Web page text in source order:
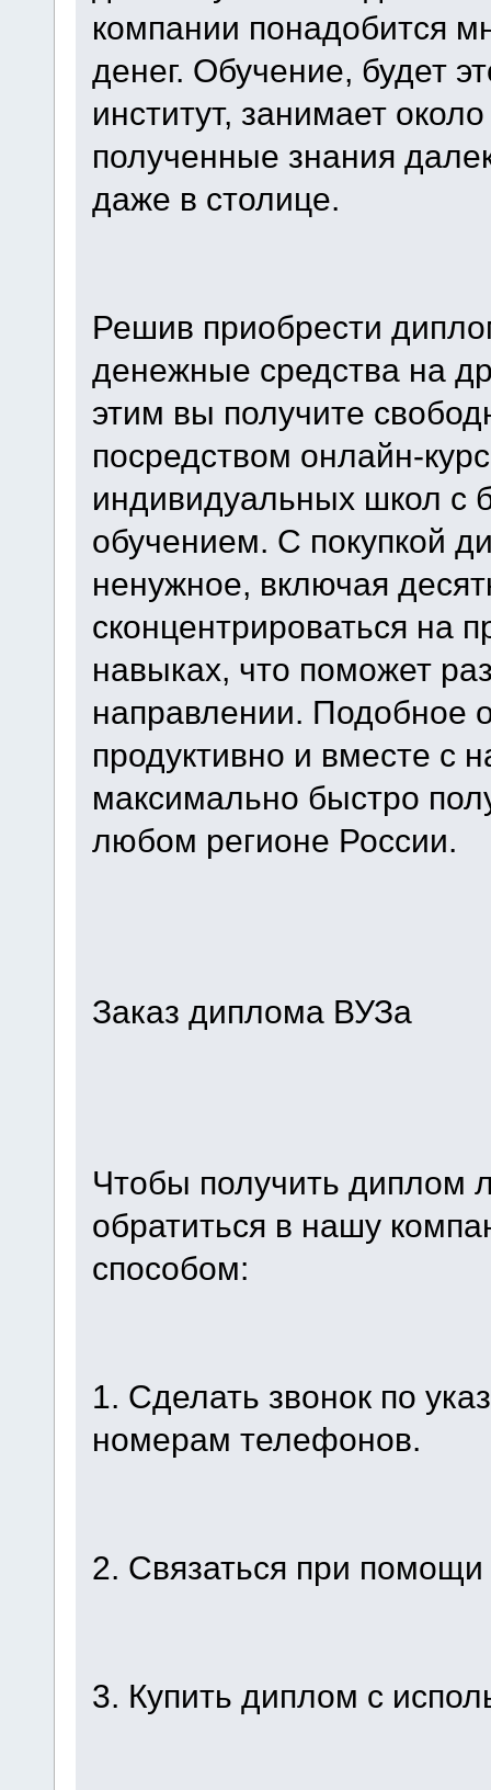
компании понадобится
денег. Обучение, будет
институт, занимает
полученные знания
даже в столице.
Решив приобрести
денежные средства на
этим вы получите
посредством онлайн-
индивидуальных школ с
обучением. С покупкой
ненужное, включая
сконцентрироваться на
навыках, что поможет
направлении. Подобное
продуктивно и вместе с
максимально быстро
любом регионе России.
Заказ диплома ВУЗа
Чтобы получить диплом
обратиться в нашу
способом:
1. Сделать звонок по
номерам телефонов.
2. Связаться при помощи
3. Купить диплом с